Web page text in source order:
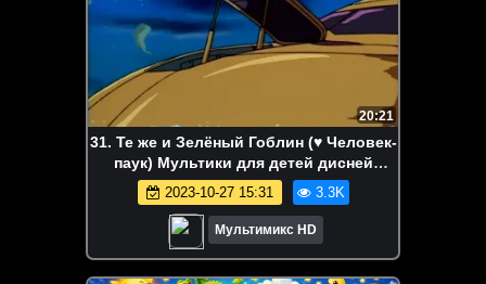
20:21
31. Те же и Зелёный Гоблин (♥ Человек-
паук) Мультики для детей дисней
disney сериалы Netflix HBO
2023-10-27 15:31 3.3K
Мультимикс HD